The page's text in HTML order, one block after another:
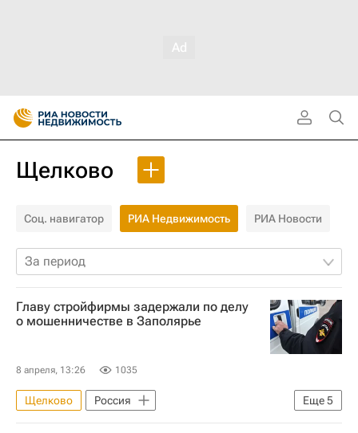
Щелково
Соц. навигатор РИА Недвижимость РИА Новости
За период
Главу стройфирмы задержали по делу
о мошенничестве в Заполярье
8 апреля, 13:26 1035
Еще5
Щелково
Россия
Мурманская область
Ирина Волк